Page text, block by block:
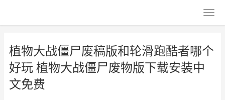
植物大战僵尸废稿版和轮滑跑酷者哪个
好玩 植物大战僵尸废物版下载安装中
文免费